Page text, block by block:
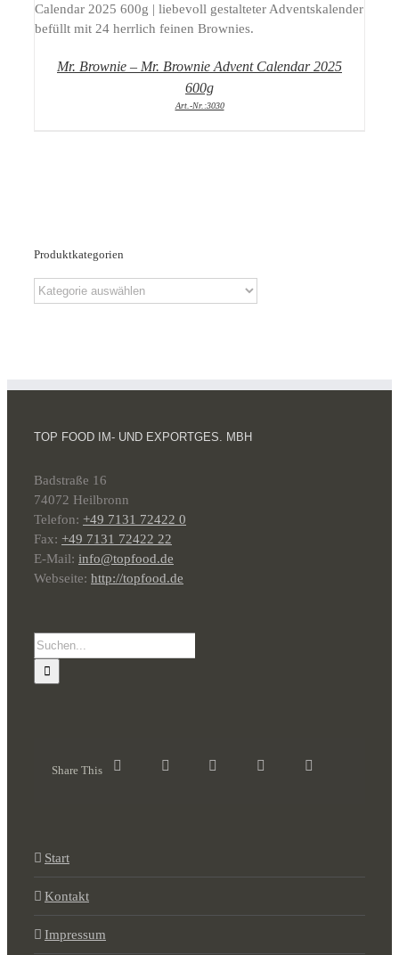
DETAILS
Mr. Brownie – Mr. Brownie Advent Calendar 2025
600g
Art.-Nr.:3030
Produktkategorien
TOP FOOD IM- UND EXPORTGES. MBH
Badstraße 16
74072 Heilbronn
Telefon: +49 7131 72422 0
Fax: +49 7131 72422 22
E-Mail: info@topfood.de
Webseite: http://topfood.de
Suche
nach:
Share This
Start
Kontakt
Impressum